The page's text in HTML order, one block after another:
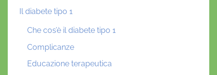
Il diabete tipo 1
Che cos’è il diabete tipo 1
Complicanze
Educazione terapeutica